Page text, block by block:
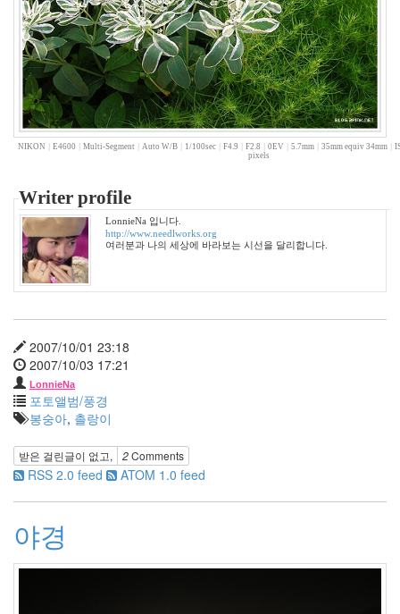
NIKON E4600 Multi-Segment Auto W/B 1/100sec F4.9 F2.8 0EV 5.7mm 35mm equiv 34mm
pixels
Writer profile
LonnieNa 입니다.
http://www.needlworks.org
여러분과 나의 세상에 바라보는 시선을 달리합니다.
2007/10/01 23:18
2007/10/03 17:21
LonnieNa
포토앨범/풍경
봉숭아, 촐랑이
받은 걸린글이 없고, 2Comments
RSS 2.0 feed ATOM 1.0 feed
야경
월
6
2008
년
2
월
7
2008
월
6
2008
년
4
월
2008
5
월
3
2008
년
6
월
7
7
월
3